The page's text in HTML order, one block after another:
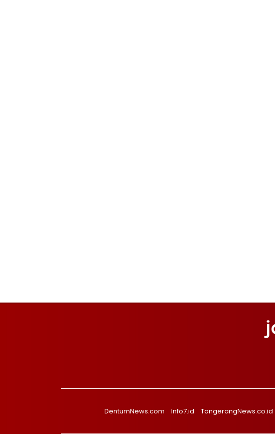
DentumNews.com
Info7.id TangerangNews.co.id